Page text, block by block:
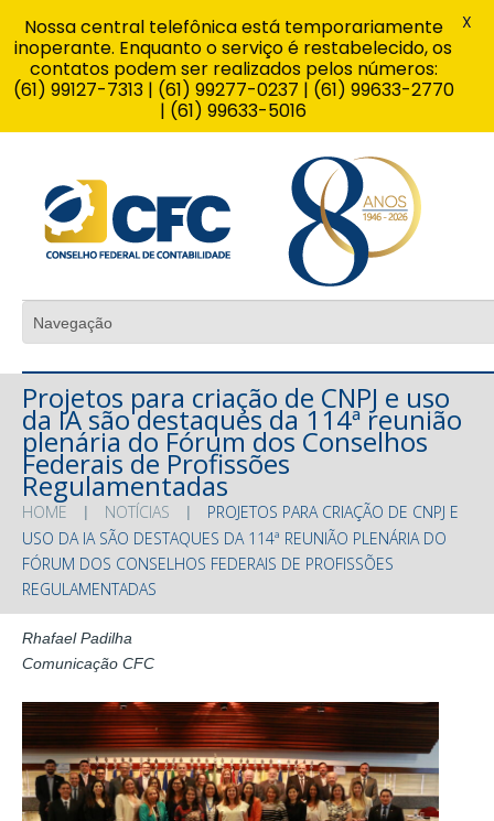
Projetos para criação de CNPJ e uso
da IA são destaques da 114ª reunião
plenária do Fórum dos Conselhos
Federais de Profissões
Regulamentadas
HOME NOTÍCIAS
PROJETOS PARA CRIAÇÃO DE CNPJ E
USO DA IA SÃO DESTAQUES DA 114ª REUNIÃO PLENÁRIA DO
FÓRUM DOS CONSELHOS FEDERAIS DE PROFISSÕES
REGULAMENTADAS
Rhafael Padilha
Comunicação CFC
Nossa central telefônica está temporariamente
inoperante. Enquanto o serviço é restabelecido, os
contatos podem ser realizados pelos números:
(61) 99127-7313 | (61) 99277-0237 | (61) 99633-2770
| (61) 99633-5016
X